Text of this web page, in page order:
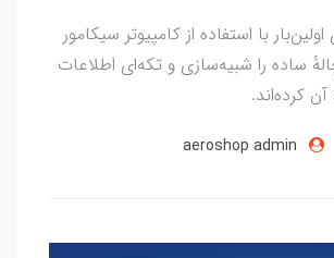
با استفاده از کامپیوتر سیکامور
ساده را شبیه‌سازی و تکه‌ای اطلاعات
آن کرده‌اند.
aeroshop admin